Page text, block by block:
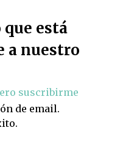
está
a nuestro
suscribirme
de email.